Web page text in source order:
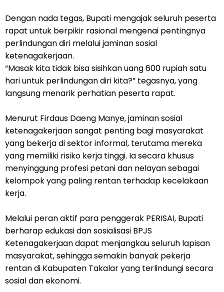
Dengan nada tegas, Bupati mengajak seluruh peserta
rapat untuk berpikir rasional mengenai pentingnya
perlindungan diri melalui jaminan sosial
ketenagakerjaan.
“Masak kita tidak bisa sisihkan uang 600 rupiah satu
hari untuk perlindungan diri kita?” tegasnya, yang
langsung menarik perhatian peserta rapat.
Menurut Firdaus Daeng Manye, jaminan sosial
ketenagakerjaan sangat penting bagi masyarakat
yang bekerja di sektor informal, terutama mereka
yang memiliki risiko kerja tinggi. Ia secara khusus
menyinggung profesi petani dan nelayan sebagai
kelompok yang paling rentan terhadap kecelakaan
kerja.
Melalui peran aktif para penggerak PERISAI, Bupati
berharap edukasi dan sosialisasi BPJS
Ketenagakerjaan dapat menjangkau seluruh lapisan
masyarakat, sehingga semakin banyak pekerja
rentan di Kabupaten Takalar yang terlindungi secara
sosial dan ekonomi.